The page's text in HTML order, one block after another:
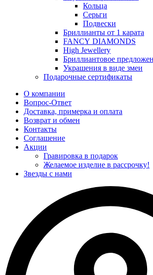
Кольца
Серьги
Подвески
Бриллианты от 1 карата
FANCY DIAMONDS
High Jewellery
Бриллиантовое
Украшения в виде змеи
Подарочные сертификаты
О компании
Вопрос-Ответ
Доставка, примерка и оплата
Возврат и обмен
Контакты
Соглашение
Акции
Гравировка в подарок
Желаемое изделие в рассрочку!
Звезды с нами